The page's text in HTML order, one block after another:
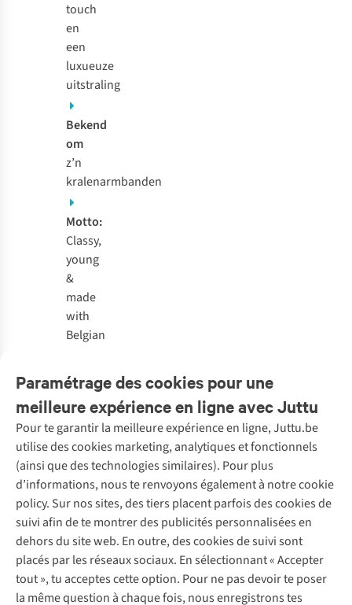
touch
en
een
luxueuze
uitstraling
Bekend
om
z’n
kralenarmbanden
Motto:
Classy,
young
&
made
with
Belgian
Paramétrage des cookies pour une
meilleure expérience en ligne avec Juttu
Pour te garantir la meilleure expérience en ligne, Juttu.be
utilise des cookies marketing, analytiques et fonctionnels
(ainsi que des technologies similaires). Pour plus
d’informations, nous te renvoyons également à notre cookie
policy. Sur nos sites, des tiers placent parfois des cookies de
suivi afin de te montrer des publicités personnalisées en
dehors du site web. En outre, des cookies de suivi sont
placés par les réseaux sociaux. En sélectionnant « Accepter
tout », tu acceptes cette option. Pour ne pas devoir te poser
la même question à chaque fois, nous enregistrons tes
Service client
Questions fréquentes
Commander
Payer
10 % réduction étudiants
Klarna : post-paiement
Livraison
Retourner
Nos services
Vintage - ReJUsed
Atelier de couture
Personal shopping
Boîte à vêtements
Événements / ateliers
Juttu
Qui sommes-nous ?
Juttu Friends
Inspiration
Abonne-toi à la newsletter